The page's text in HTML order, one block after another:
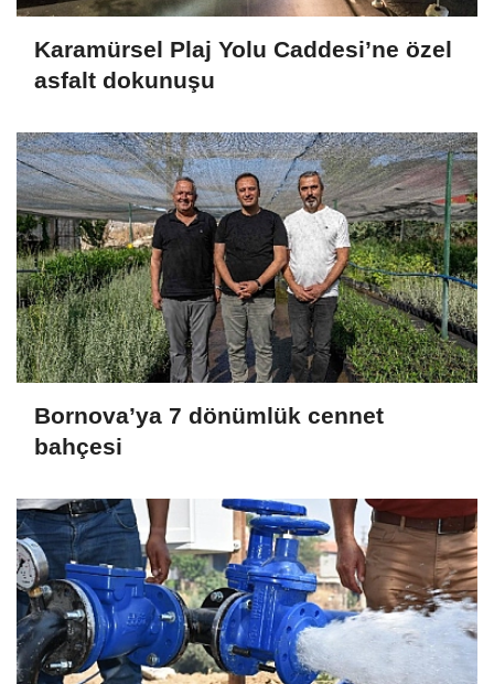
Karamürsel Plaj Yolu Caddesi’ne özel
asfalt dokunuşu
Bornova’ya 7 dönümlük cennet
bahçesi